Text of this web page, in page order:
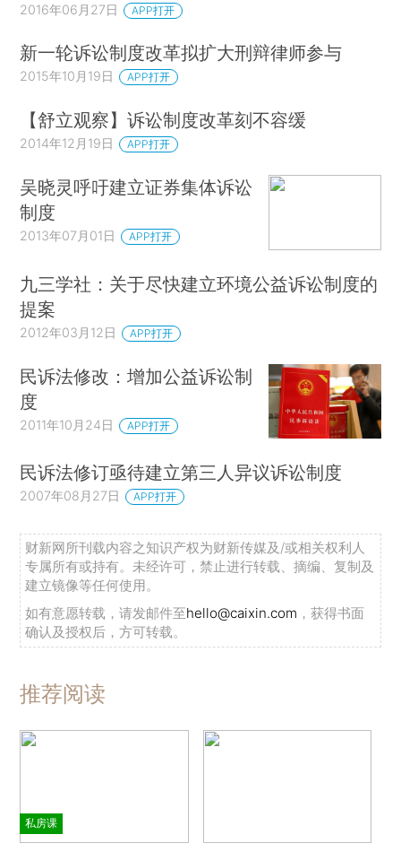
2016年06月27日 APP打开
新一轮诉讼制度改革拟扩大刑辩律师参与
2015年10月19日 APP打开
【舒立观察】诉讼制度改革刻不容缓
2014年12月19日 APP打开
吴晓灵呼吁建立证券集体诉讼
制度
2013年07月01日 APP打开
九三学社：关于尽快建立环境公益诉讼制度的
提案
2012年03月12日 APP打开
民诉法修改：增加公益诉讼制
度
2011年10月24日 APP打开
民诉法修订亟待建立第三人异议诉讼制度
2007年08月27日 APP打开
财新网所刊载内容之知识产权为财新传媒及/或相关权利人
专属所有或持有。未经许可，禁止进行转载、摘编、复制及
建立镜像等任何使用。
如有意愿转载，请发邮件至hello@caixin.com ，获得书面
确认及授权后，方可转载。
推荐阅读
私房课